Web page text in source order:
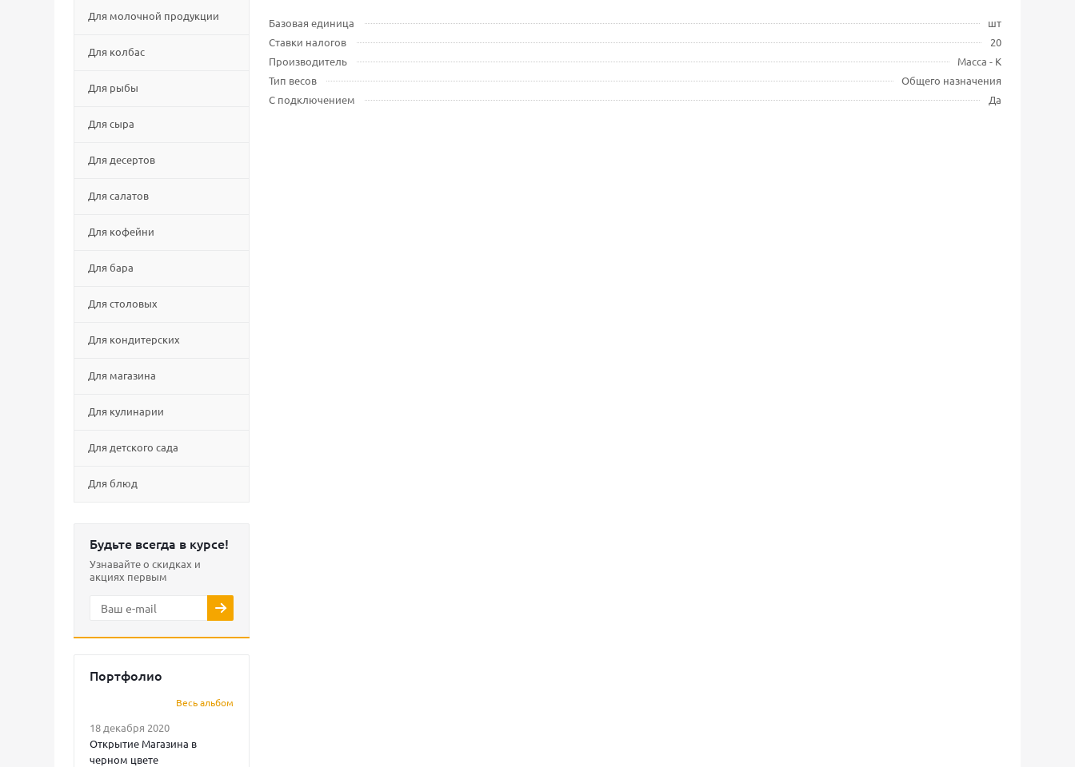
Для молочной продукции
Для колбас
Для рыбы
Для сыра
Для десертов
Для салатов
Для кофейни
Для бара
Для столовых
Для кондитерских
Для магазина
Для кулинарии
Для детского сада
Для блюд
Будьте всегда в курсе!
Узнавайте о скидках и
акциях первым
Портфолио
Весь альбом
18 декабря 2020
Открытие Магазина в
черном цвете
Базовая единица
шт
Ставки налогов
20
Производитель
Масса - К
Тип весов
Общего назначения
С подключением
Да